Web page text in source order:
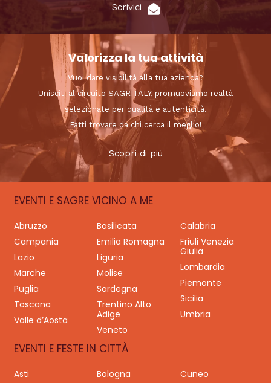
Scrivici
Valorizza la tua attività
Vuoi dare visibilità alla tua azienda?
Unisciti al circuito SAGRITALY, promuoviamo realtà
selezionate per qualità e autenticità.
Fatti trovare da chi cerca il meglio!
Scopri di più
EVENTI E SAGRE VICINO A ME
Abruzzo Basilicata
Calabria
Campania
Emilia Romagna
Friuli Venezia
Giulia
Lazio
Liguria
Lombardia
Marche
Molise
Piemonte
Puglia
Sardegna
Sicilia
Toscana
Trentino Alto
Adige
Umbria
Valle d’Aosta
Veneto
EVENTI E FESTE IN CITTÀ
Asti Bologna
Cuneo